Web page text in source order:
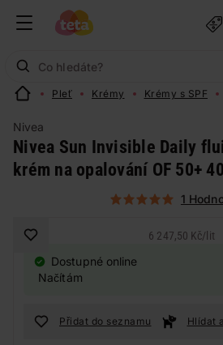
Pleť Krémy Krémy s SPF
Nivea
Nivea Sun Invisible Daily
krém na opalování OF 50+
1
6 247,50 Kč/ lit
Dostupné online
Načítám
Přidat do seznamu Hlídat